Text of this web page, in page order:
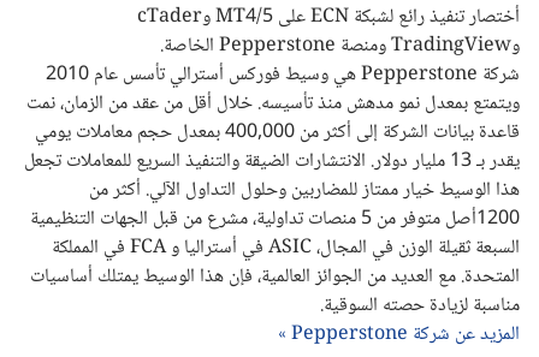
أختصار تنفيذ رائع لشبكة ECN على MT4/5 وcTader
وTradingView ومنصة Pepperstone الخاصة.
شركة Pepperstone هي وسيط فوركس أسترالي تأسس عام 2010
ويتمتع بمعدل نمو مدهش منذ تأسيسه. خلال أقل من عقد من الزمان، نمت
قاعدة بيانات الشركة إلى أكثر من 400,000 بمعدل حجم معاملات يومي
يقدر بـ 13 مليار دولار. الانتشارات الضيقة والتنفيذ السريع للمعاملات تجعل
هذا الوسيط خيار ممتاز للمضاربين وحلول التداول الآلي. أكثر من
1200أصل متوفر من 5 منصات تداولية، مشرع من قبل الجهات التنظيمية
السبعة ثقيلة الوزن في المجال، ASIC في أستراليا و FCA في المملكة
المتحدة. مع العديد من الجوائز العالمية، فإن هذا الوسيط يمتلك أساسيات
مناسبة لزيادة حصته السوقية.
المزيد عن شركة Pepperstone »